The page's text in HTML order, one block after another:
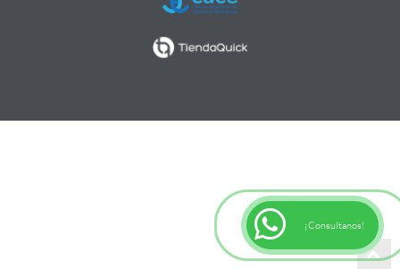
¡Consultanos!